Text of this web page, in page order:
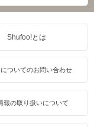
Shufoo!とは
についてのお問い合わせ
報の取り扱いについて